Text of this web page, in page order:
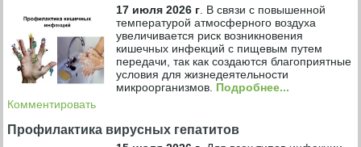
17 июля 2026 г. В связи с повышенной
температурой атмосферного воздуха
увеличивается риск возникновения
кишечных инфекций с пищевым путем
передачи, так как создаются благоприятные
условия для жизнедеятельности
микроорганизмов. Подробнее...
Комментировать
Профилактика вирусных гепатитов